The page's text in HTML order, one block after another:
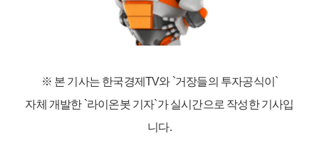
※ 본 기사는 한국경제TV와 `거장들의 투자공식이`
자체 개발한 `라이온봇 기자`가 실시간으로 작성한 기사입
니다.